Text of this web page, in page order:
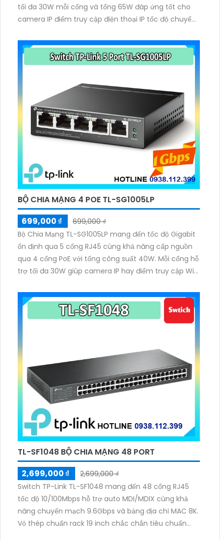
tối đa 30W mỗi cổng và tổng 65W đáp ứng tốt cho
camera IP điểm truy cập điện thoại IP tốc độ chuyển
cho khả năng xử lý mượt mà hoạt động ổn định
BỘ CHIA MẠNG 4 POE TL-SG1005LP
699,000 ₫
699,000 ₫
Bộ Chia Mạng TL-SG1005LP mang đến tốc độ Gigabit
ổn định qua 5 cổng RJ45 cùng khả năng cấp nguồn
qua 4 cổng PoE với tổng công suất 40W. Mỗi cổng hỗ
trợ tối đa 30W giúp camera IP hay điểm truy cập WiFi
kim loại bền chắc giúp hoạt động ổn định trong nhiều
môi trường.
TL-SF1048 BỘ CHIA MẠNG 48 PORT
2,699,000 ₫
2,699,000 ₫
Switch TP-Link TL-SF1048 mang đến 48 cổng RJ45
tốc độ 10/100Mbps hỗ trợ auto MDI/MDIX cùng khả
năng chuyển mạch 9.6Gbps và bảng địa chỉ MAC 8K.
Vỏ thép chuẩn rack 19 inch chắc chắn tiêu chuẩn